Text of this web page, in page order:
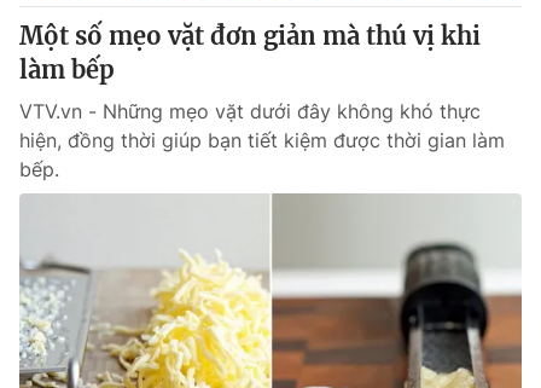
Góc doanh nghiệp
Truyền hình
Phim VTV
Hậu trường
Nhân vật
Giải sao mai
Giải trí
Điện ảnh
Sao
Đời sống
Làm đẹp
Chất lượng cuộc sống
Tuyển sinh
Học trực tuyến
Công nghệ
Hitech Công nghệ tương lai
Một số mẹo vặt đơn giản mà thú vị khi
làm bếp
VTV.vn - Những mẹo vặt dưới đây không khó thực
hiện, đồng thời giúp bạn tiết kiệm được thời gian làm
bếp.